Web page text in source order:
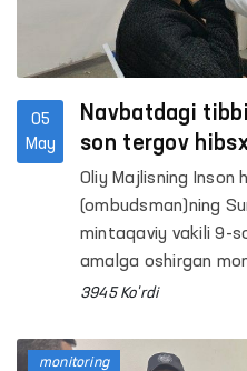
05
May
Navbatdagi
son tergov
saqlanayotgan
etildi
Oliy Majlisning Inson
(ombudsman)ning
mintaqaviy vakili 9-
amalga oshirgan
mahbuslardan
3945 Ko'rdi
monitoring